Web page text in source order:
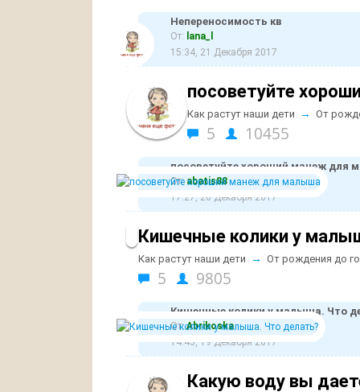
Непереносимость кв
От: lana_l
15:34, 21 Декабря 2017
посоветуйте
Как растут наши дети → От
5 10455
посоветуйте хороший манеж для
От: abatis88
17:27, 20 Декабря 2017
Кишечные колики у
Как растут наши дети → От рождения до
5 9805
Кишечные колики у малыша. Что
От:Abrikoska
14:43, 19 Декабря 2017
Какую воду вы